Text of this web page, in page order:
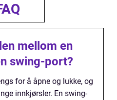
mellom en
swing-port?
for å åpne og lukke, og
innkjørsler. En swing-